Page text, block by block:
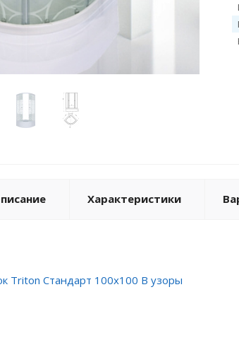
Характеристики
Triton Стандарт 100х100 В узоры